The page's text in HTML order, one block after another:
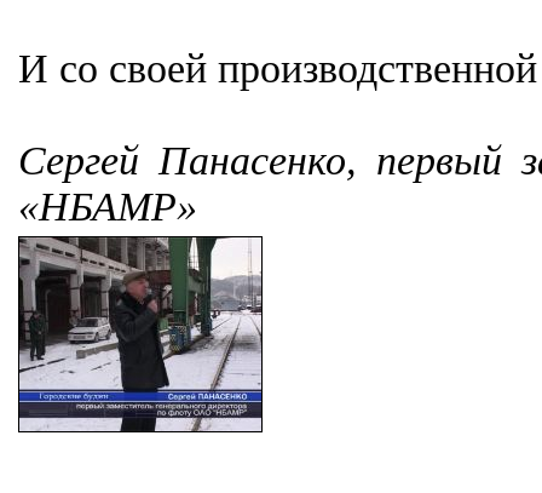
И со своей
Сергей Панасенко, первый
«НБАМР»